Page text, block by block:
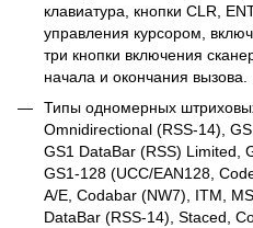
клавиатура, кнопки CLR,
управления курсором,
три кнопки включения
начала и окончания вызова.
Типы одномерных
Omnidirectional (RSS-14),
GS1 DataBar (RSS) Limited,
GS1-128 (UCC/EAN128,
A/E, Codabar (NW7), ITM,
DataBar (RSS-14), Staced,